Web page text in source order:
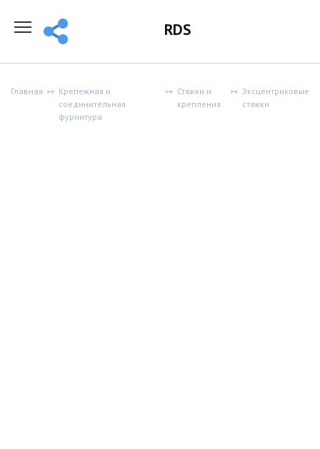
содержанию
RDS
Главная
Крепежная и
соединительная
фурнитура
Стяжки и
крепления
Эксцентриковые
стяжки